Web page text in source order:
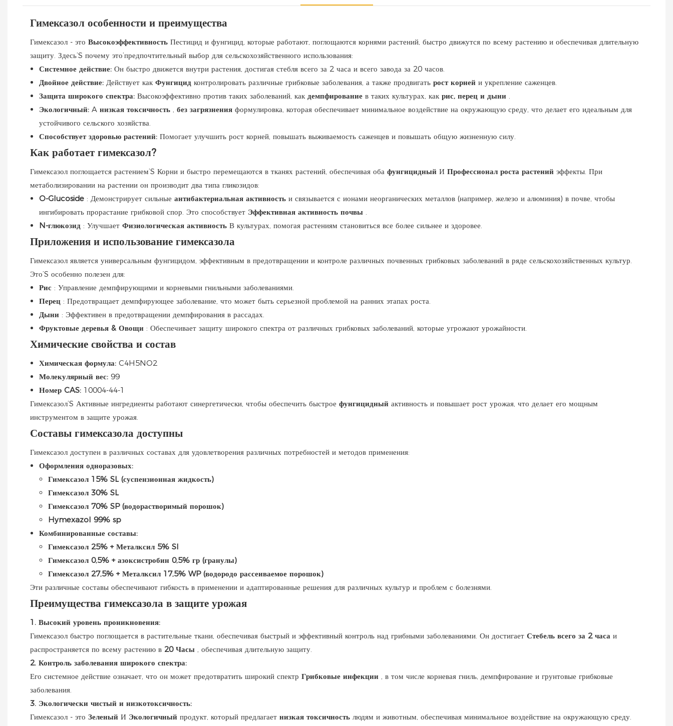
Гимексазол особенности и преимущества
Гимексазол - это Высокоэффективность Пестицид и фунгицид, которые работают, поглощаются корнями растений, быстро движутся по всему растению и обеспечивая длительную
защиту. Здесь’S почему это’предпочтительный выбор для сельскохозяйственного использования:
Системное действие: Он быстро движется внутри растения, достигая стебля всего за 2 часа и всего завода за 20 часов.
Двойное действие: Действует как Фунгицид контролировать различные грибковые заболевания, а также продвигать рост корней и укрепление саженцев.
Защита широкого спектра: Высокоэффективно против таких заболеваний, как демпфирование в таких культурах, как рис, перец и дыни .
Экологичный: A низкая токсичность , без загрязнения формулировка, которая обеспечивает минимальное воздействие на окружающую среду, что делает его идеальным для
устойчивого сельского хозяйства.
Способствует здоровью растений: Помогает улучшить рост корней, повышать выживаемость саженцев и повышать общую жизненную силу.
Как работает гимексазол?
Гимексазол поглощается растением’S Корни и быстро перемещаются в тканях растений, обеспечивая оба фунгицидный И Профессионал роста растений эффекты. При
метаболизировании на растении он производит два типа гликозидов:
O-Glucoside : Демонстрирует сильные антибактериальная активность и связывается с ионами неорганических металлов (например, железо и алюминия) в почве, чтобы
ингибировать прорастание грибковой спор. Это способствует Эффективная активность почвы .
N-глюкозид : Улучшает Физиологическая активность В культурах, помогая растениям становиться все более сильнее и здоровее.
Приложения и использование гимексазола
Гимексазол является универсальным фунгицидом, эффективным в предотвращении и контроле различных почвенных грибковых заболеваний в ряде сельскохозяйственных культур.
Это’S особенно полезен для:
Рис : Управление демпфирующими и корневыми гнильными заболеваниями.
Перец : Предотвращает демпфирующее заболевание, что может быть серьезной проблемой на ранних этапах роста.
Дыни : Эффективен в предотвращении демпфирования в рассадах.
Фруктовые деревья & Овощи : Обеспечивает защиту широкого спектра от различных грибковых заболеваний, которые угрожают урожайности.
Химические свойства и состав
Химическая формула: C4H5NO2
Молекулярный вес: 99
Номер CAS: 10004-44-1
Гимексазол’S Активные ингредиенты работают синергетически, чтобы обеспечить быстрое фунгицидный активность и повышает рост урожая, что делает его мощным
инструментом в защите урожая.
Составы гимексазола доступны
Гимексазол доступен в различных составах для удовлетворения различных потребностей и методов применения:
Оформления одноразовых:
Гимексазол 15% SL (суспензионная жидкость)
Гимексазол 30% SL
Гимексазол 70% SP (водорастворимый порошок)
Hymexazol 99% sp
Комбинированные составы:
Гимексазол 25% + Металксил 5% Sl
Гимексазол 0,5% + азоксистробин 0,5% гр (гранулы)
Гимексазол 27,5% + Металксил 17,5% WP (водородо рассеиваемое порошок)
Эти различные составы обеспечивают гибкость в применении и адаптированные решения для различных культур и проблем с болезнями.
Преимущества гимексазола в защите урожая
1. Высокий уровень проникновения:
Гимексазол быстро поглощается в растительные ткани, обеспечивая быстрый и эффективный контроль над грибными заболеваниями. Он достигает Стебель всего за 2 часа и
распространяется по всему растению в 20 Часы , обеспечивая длительную защиту.
2. Контроль заболевания широкого спектра:
Его системное действие означает, что он может предотвратить широкий спектр Грибковые инфекции , в том числе корневая гниль, демпфирование и грунтовые грибковые
заболевания.
3. Экологически чистый и низкотоксичность:
Гимексазол - это Зеленый И Экологичный продукт, который предлагает низкая токсичность людям и животным, обеспечивая минимальное воздействие на окружающую среду.